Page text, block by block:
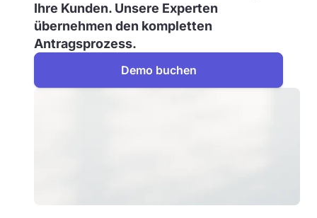
Ihre Kunden. Unsere Experten
übernehmen den kompletten
Antragsprozess.
Demo buchen